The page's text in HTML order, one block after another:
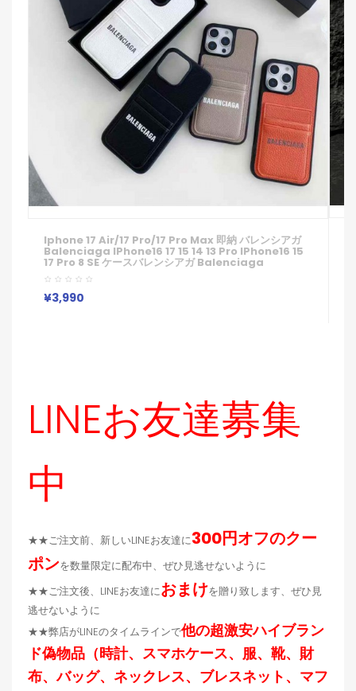
Iphone 17 Air/17 Pro/17 Pro Max 即納 バレンシアガ
Balenciaga IPhone16 17 15 14 13 Pro IPhone16 15
17 Pro 8 SE ケースバレンシアガ Balenciaga
IPhone14 15 16 Pro Maxケース 女子 かわいい おしゃれ
バレンシアガ Balenciaga アイフォン17 Air 16 15 14
Plus 13 12 Pro Max 11 Pro XR XS スマホケース
¥3,990
LINEお友達募集
中
★★ご注文前、新しいLINEお友達に300円オフのクー
ポンを数量限定に配布中、ぜひ見逃せないように
★★ご注文後、LINEお友達におまけを贈り致します、ぜひ見
逃せないように
★★弊店がLINEのタイムラインで他の超激安ハイブラン
ド偽物品（時計、スマホケース、服、靴、財
布、バッグ、ネックレス、ブレスネット、マフ